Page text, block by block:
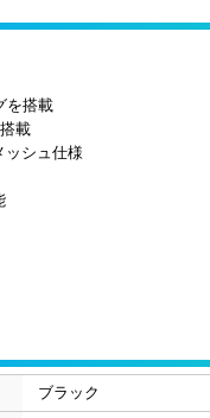
を搭載
載
ッシュ仕様
ブラック